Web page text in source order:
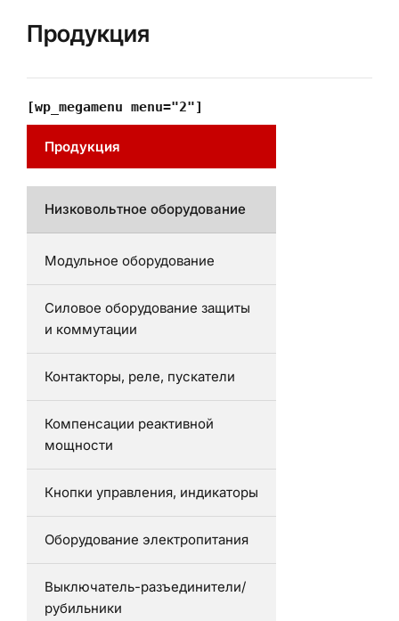
Продукция
[wp_megamenu menu="2"]
Продукция
Низковольтное оборудование
Модульное оборудование
Силовое оборудование защиты
и коммутации
Контакторы, реле, пускатели
Компенсации реактивной
мощности
Кнопки управления, индикаторы
Оборудование электропитания
Выключатель-разъединители/
рубильники